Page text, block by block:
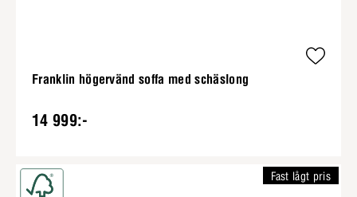
Franklin högervänd soffa med schäslong
14 999:-
Fast lågt pris